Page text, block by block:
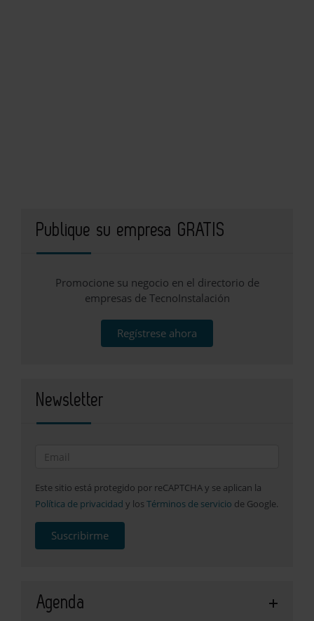
Publique su empresa GRATIS
Promocione su negocio en el directorio de
empresas de TecnoInstalación
Regístrese ahora
Newsletter
Este sitio está protegido por reCAPTCHA y se aplican la
Política de privacidad y los Términos de servicio de Google.
Suscribirme
Agenda